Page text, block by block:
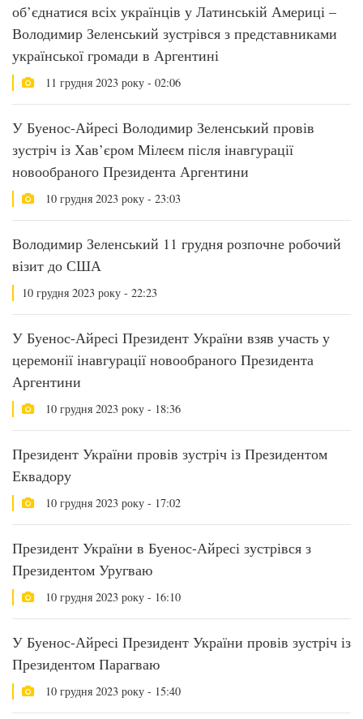
об’єднатися всіх українців у Латинській Америці –
Володимир Зеленський зустрівся з представниками
української громади в Аргентині
11 грудня 2023 року - 02:06
У Буенос-Айресі Володимир Зеленський провів
зустріч із Хав’єром Мілеєм після інавгурації
новообраного Президента Аргентини
10 грудня 2023 року - 23:03
Володимир Зеленський 11 грудня розпочне робочий
візит до США
10 грудня 2023 року - 22:23
У Буенос-Айресі Президент України взяв участь у
церемонії інавгурації новообраного Президента
Аргентини
10 грудня 2023 року - 18:36
Президент України провів зустріч із Президентом
Еквадору
10 грудня 2023 року - 17:02
Президент України в Буенос-Айресі зустрівся з
Президентом Уругваю
10 грудня 2023 року - 16:10
У Буенос-Айресі Президент України провів зустріч із
Президентом Парагваю
10 грудня 2023 року - 15:40